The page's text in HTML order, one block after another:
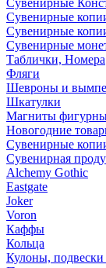
Сувенирные
Сувенирные
Сувенирные
Сувенирные
Таблички, Номера
Фляги
Шевроны и
Шкатулки
Магниты
Новогодние
Сувенирные
Сувенирная
Alchemy Gothic
Eastgate
Joker
Voron
Каффы
Кольца
Кулоны,